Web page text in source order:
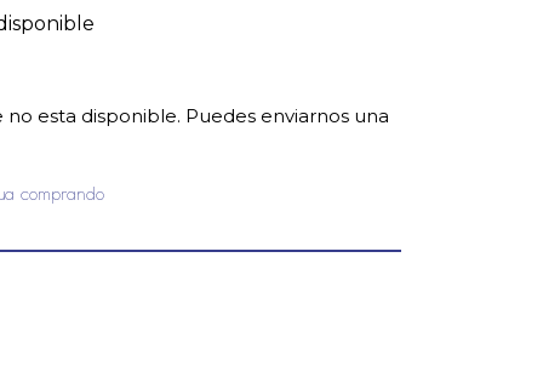
esta disponible. Puedes enviarnos una
comprando